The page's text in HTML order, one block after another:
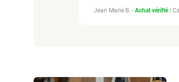
Jean Marie B. -Achat vérifié :